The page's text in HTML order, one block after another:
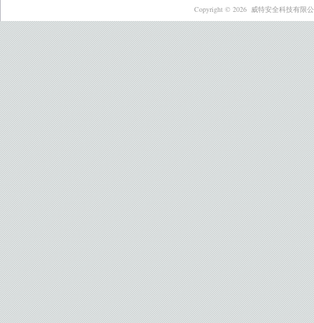
Copyright © 2026 威特安全科技有限